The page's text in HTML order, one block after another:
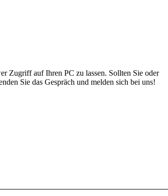
Zugriff auf Ihren PC zu lassen. Sollten Sie oder
Sie das Gespräch und melden sich bei uns!